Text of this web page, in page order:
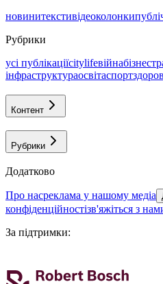
новинитекстивідеоколонки
Рубрики
усі публікаціїcitylifeвійнабізнес
інфраструктураосвітаспорт
Контент
Рубрики
Додатково
про насреклама у нашому медіа
конфіденційностізв'яжіться з
За підтримки: